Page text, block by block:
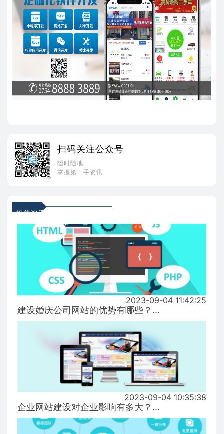
扫码关注公众号
随时随地
掌握第一手资讯
相关资讯
2023-09-04 11:42:25
建设婚庆公司网站的优势有哪些？...
2023-09-04 10:35:38
企业网站建设对企业影响有多大？...